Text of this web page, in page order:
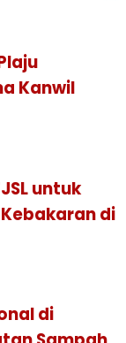
Kanwil
untuk
di
di